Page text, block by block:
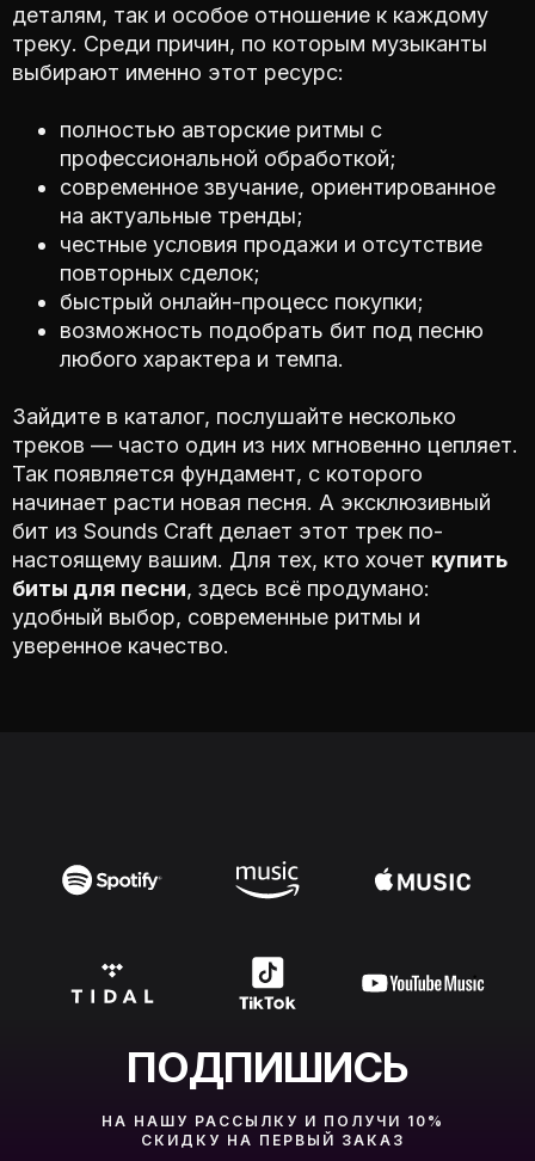
деталям, так и особое отношение к каждому
треку. Среди причин, по которым музыканты
выбирают именно этот ресурс:
полностью авторские ритмы с
профессиональной обработкой;
современное звучание, ориентированное
на актуальные тренды;
честные условия продажи и отсутствие
повторных сделок;
быстрый онлайн-процесс покупки;
возможность подобрать бит под песню
любого характера и темпа.
Зайдите в каталог, послушайте несколько
треков — часто один из них мгновенно цепляет.
Так появляется фундамент, с которого
начинает расти новая песня. А эксклюзивный
бит из Sounds Craft делает этот трек по-
настоящему вашим. Для тех, кто хочет купить
биты для песни, здесь всё продумано:
удобный выбор, современные ритмы и
уверенное качество.
ПОДПИШИСЬ
НА НАШУ РАССЫЛКУ И ПОЛУЧИ 10%
СКИДКУ НА ПЕРВЫЙ ЗАКАЗ